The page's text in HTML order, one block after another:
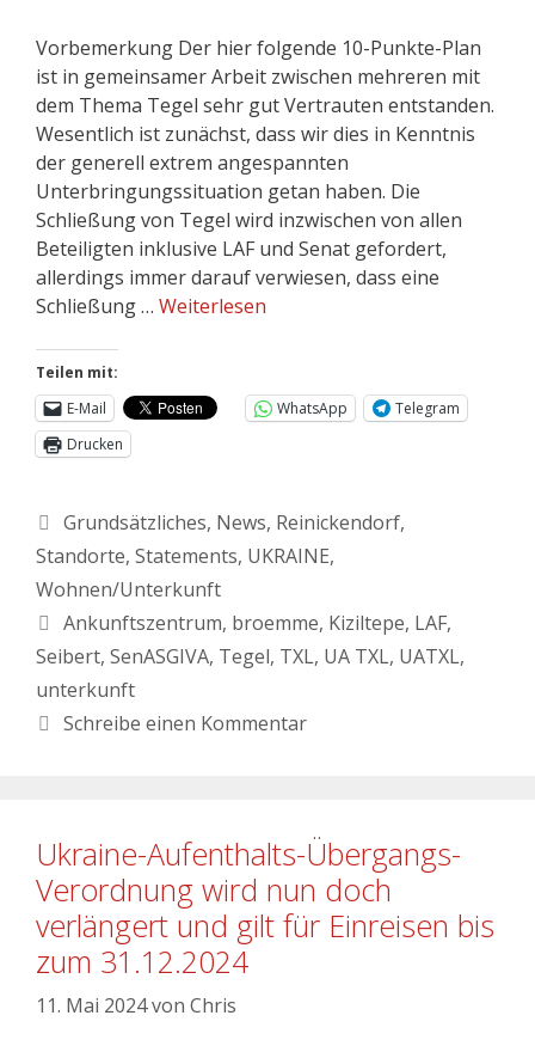
Vorbemerkung Der hier folgende 10-Punkte-Plan
ist in gemeinsamer Arbeit zwischen mehreren mit
dem Thema Tegel sehr gut Vertrauten entstanden.
Wesentlich ist zunächst, dass wir dies in Kenntnis
der generell extrem angespannten
Unterbringungssituation getan haben. Die
Schließung von Tegel wird inzwischen von allen
Beteiligten inklusive LAF und Senat gefordert,
allerdings immer darauf verwiesen, dass eine
Schließung … Weiterlesen
Teilen mit:
E-Mail
WhatsApp
Telegram
Drucken
Grundsätzliches, News, Reinickendorf,
Standorte, Statements, UKRAINE,
Wohnen/Unterkunft
Ankunftszentrum, broemme, Kiziltepe, LAF,
Seibert, SenASGIVA, Tegel, TXL, UA TXL, UATXL,
unterkunft
Schreibe einen Kommentar
Ukraine-Aufenthalts-Übergangs-
Verordnung wird nun doch
verlängert und gilt für Einreisen bis
zum 31.12.2024
11. Mai 2024von Chris